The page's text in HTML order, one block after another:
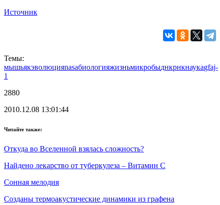
Источник
Темы:
мышьякэволюцияnasaбиологияжизньмикробыднкрнкнаукаgfaj-
1
2880
2010.12.08 13:01:44
Читайте также:
Откуда во Вселенной взялась сложность?
Найдено лекарство от туберкулеза – Витамин С
Сонная мелодия
Созданы термоакустические динамики из графена